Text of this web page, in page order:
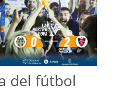
del fútbol